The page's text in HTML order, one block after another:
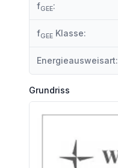
Bahnhof <250m
fGEE:
fGEE Klasse:
Energieausweisart:
Grundriss